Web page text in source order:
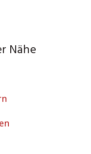
Nähe